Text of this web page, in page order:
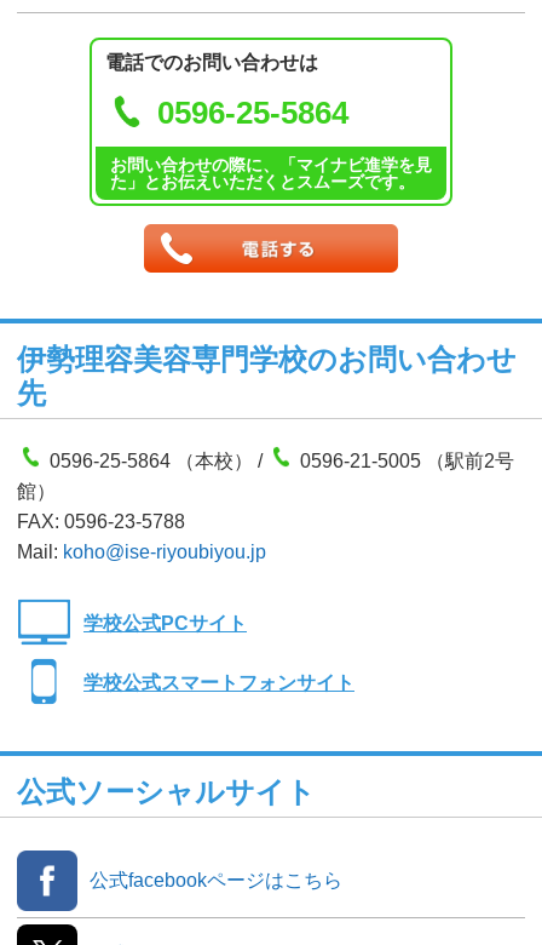
電話でのお問い合わせは
0596-25-5864
お問い合わせの際に、「マイナビ進学を見
た」とお伝えいただくとスムーズです。
伊勢理容美容専門学校のお問い合わせ
先
0596-25-5864 （本校） /
0596-21-5005 （駅前2号
館）
FAX: 0596-23-5788
Mail: koho@ise-riyoubiyou.jp
学校公式PCサイト
学校公式スマートフォンサイト
公式ソーシャルサイト
公式facebookページはこちら